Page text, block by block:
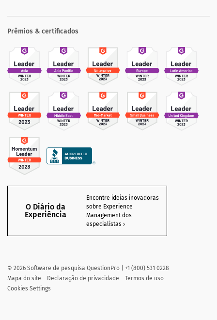
Prêmios & certificados
O Diário da
Experiência
Encontre ideias inovadoras
sobre Experience
Management dos
especialistas
© 2026 Software de pesquisa QuestionPro | +1 (800) 531 0228
Mapa do site
Declaração de privacidade
Termos de uso
Cookies Settings